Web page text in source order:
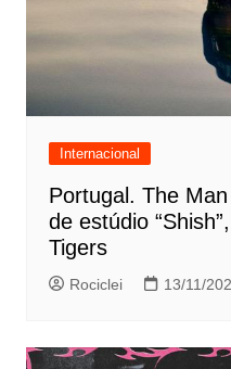
Internacional
Portugal. The
de estúdio
Tigers
Rociclei 13/11/